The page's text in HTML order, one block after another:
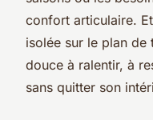
confort articulaire.
isolée sur le plan de
douce à ralentir, à
sans quitter son